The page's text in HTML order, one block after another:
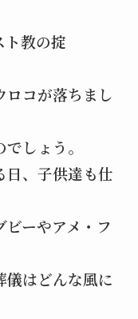
ト教の掟
ロコが落ちまし
しょう。
日、子供達も仕
ーやアメ・フ
儀はどんな風に